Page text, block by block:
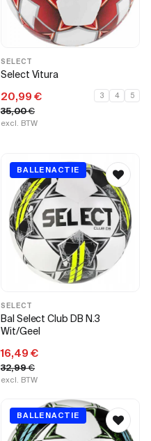
SELECT
Select Vitura
20,99 €
35,00€
excl. BTW
3 4 5
BALLENACTIE
SELECT
Bal Select Club DB N.3
Wit/Geel
16,49 €
32,99€
excl. BTW
BALLENACTIE